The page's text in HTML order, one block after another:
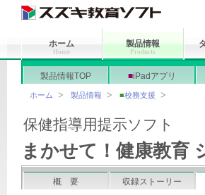
ホーム
Home
製品情報
Products
製品情報TOP ■iPadアプリ
ホーム 製品情報 ■校務支援
保健指導用提示ソフト
まかせて！健康教育
概 要 収録ストーリー